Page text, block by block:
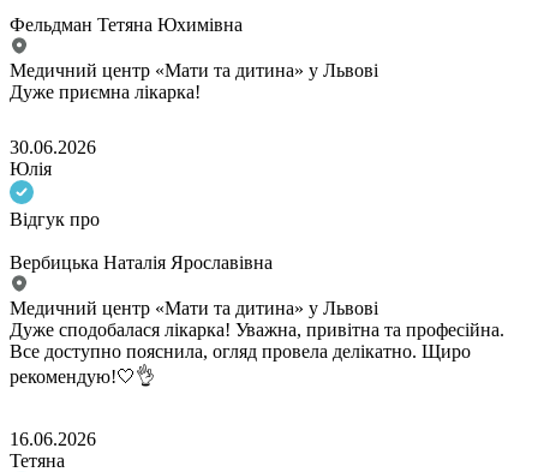
Фельдман Тетяна Юхимівна
Медичний центр «Мати та дитина» у Львові
Дуже приємна лікарка!
30.06.2026
Юлія
Відгук про
Вербицька Наталія Ярославівна
Медичний центр «Мати та дитина» у Львові
Дуже сподобалася лікарка! Уважна, привітна та професійна.
Все доступно пояснила, огляд провела делікатно. Щиро
рекомендую!🤍👌
16.06.2026
Тетяна